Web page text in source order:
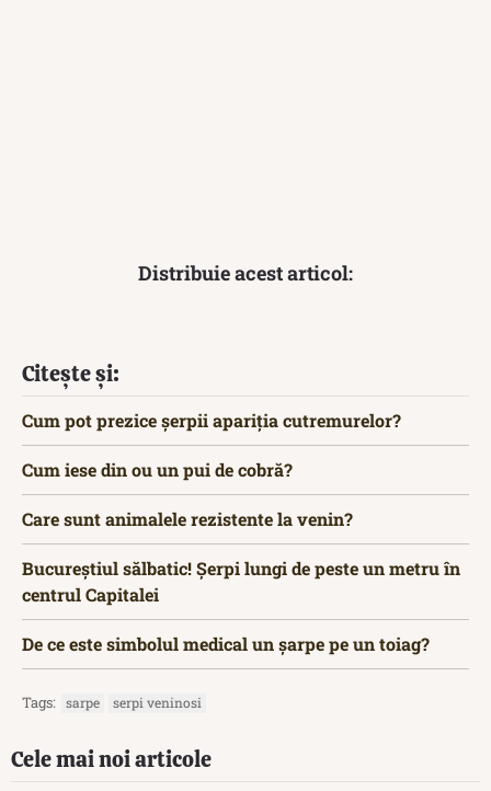
Distribuie acest articol:
Citește și:
Cum pot prezice șerpii apariția cutremurelor?
Cum iese din ou un pui de cobră?
Care sunt animalele rezistente la venin?
Bucureștiul sălbatic! Șerpi lungi de peste un metru în
centrul Capitalei
De ce este simbolul medical un șarpe pe un toiag?
Tags: sarpe serpi veninosi
Cele mai noi articole